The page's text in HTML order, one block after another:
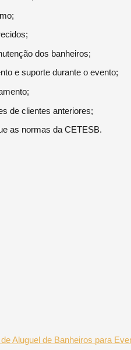
dos banheiros;
e suporte durante o evento;
de clientes anteriores;
as normas da CETESB.
Aluguel de Banheiros para